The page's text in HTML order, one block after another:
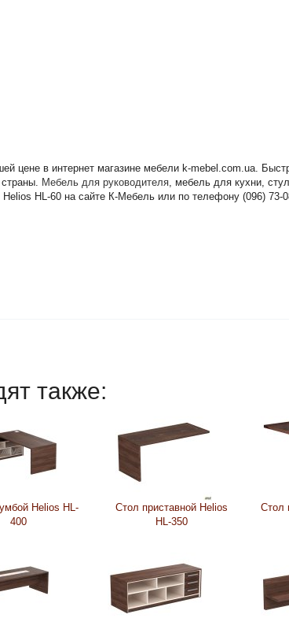
цене в интернет магазине мебели k-mebel.com.ua.
Мебель для руководителя, мебель для кухни,
HL-60 на сайте К-Мебель или по телефону (096) 73-
также:
Helios HL-
400
Стол приставной Helios
HL-350
Стол